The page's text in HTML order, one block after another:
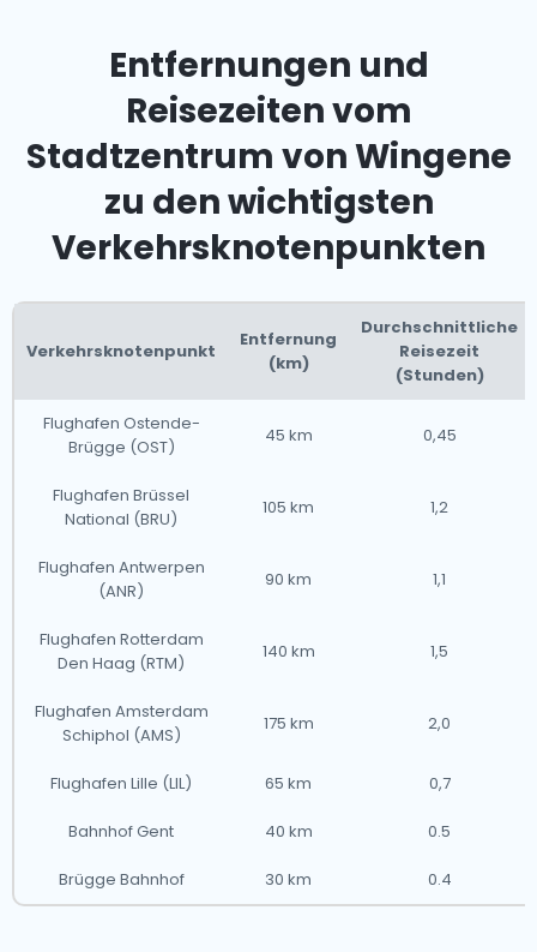
Entfernungen und
Reisezeiten vom
Stadtzentrum von Wingene
zu den wichtigsten
Verkehrsknotenpunkten
Verkehrsknotenpunkt
Entfernung
(km)
Durchschnittliche
Reisezeit
(Stunden)
Flughafen Ostende-
Brügge (OST)
45 km 0,45
Flughafen Brüssel
National (BRU)
105 km 1,2
Flughafen Antwerpen
(ANR)
90 km 1,1
Flughafen Rotterdam
Den Haag (RTM)
140 km 1,5
Flughafen Amsterdam
Schiphol (AMS)
175 km 2,0
Flughafen Lille (LIL) 65 km 0,7
Bahnhof Gent 40 km 0.5
Brügge Bahnhof 30 km 0.4